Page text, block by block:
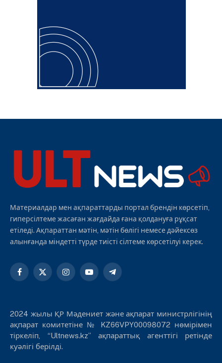
Материалдар мен ақпараттарды портал брендін көрсетіп,
гиперсілтеме жасаған жағдайда ғана қолдануға рұқсат
етіледі. Ақпараттан мәтін, мәтін бөлігі немесе дәйексөз
алынғанда міндетті түрде тиісті сілтеме көрсетілуі керек.
Facebook
X
InstagramYouTubeTelegram
2024 жылы ҚР Мәдениет және ақпарат министрлігінің
ақпарат комитетіне № KZ66VPY00098072 нөмірімен
тіркеліп, “Ultnews.kz” ақпараттық агенттігі ретінде
куәлігі берілді.